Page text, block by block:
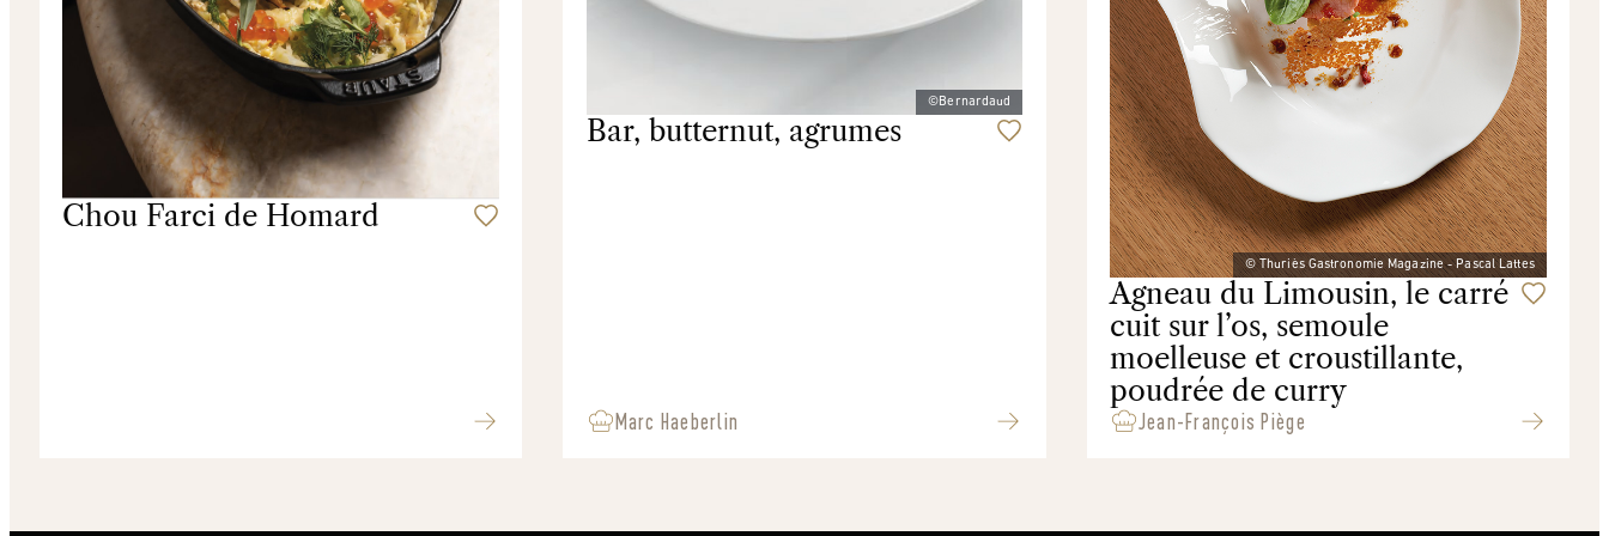
Chou Farci de Homard
©Bernardaud
Bar, butternut, agrumes
Marc Haeberlin
© Thuriès Gastronomie Magazine - Pascal Lattes
Agneau du Limousin, le carré
cuit sur l’os, semoule
moelleuse et croustillante,
poudrée de curry
Jean-François Piège